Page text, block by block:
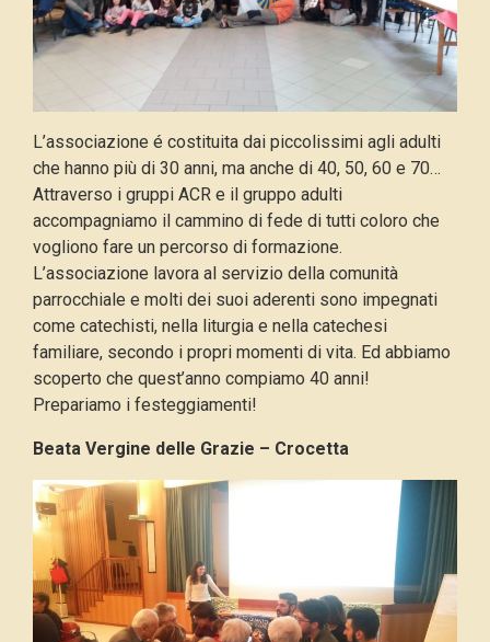
L’associazione é costituita dai piccolissimi agli adulti
che hanno più di 30 anni, ma anche di 40, 50, 60 e 70…
Attraverso i gruppi ACR e il gruppo adulti
accompagniamo il cammino di fede di tutti coloro che
vogliono fare un percorso di formazione.
L’associazione lavora al servizio della comunità
parrocchiale e molti dei suoi aderenti sono impegnati
come catechisti, nella liturgia e nella catechesi
familiare, secondo i propri momenti di vita. Ed abbiamo
scoperto che quest’anno compiamo 40 anni!
Prepariamo i festeggiamenti!
Beata Vergine delle Grazie – Crocetta